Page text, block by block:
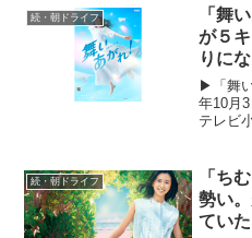
夢をか
絆を描
続・朝ドライフ
「舞
が５
りに
▶︎「舞
年10月
テレビ
ら、空
生のス
続・朝ドライフ
「ち
勢い
ていた